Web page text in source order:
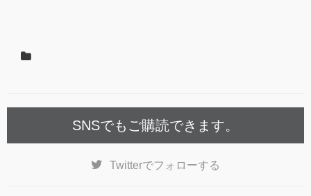
SNSでもご購読できます。
Twitterでフォローする